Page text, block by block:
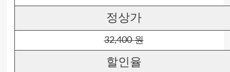
정상가
32,400 원
할인율